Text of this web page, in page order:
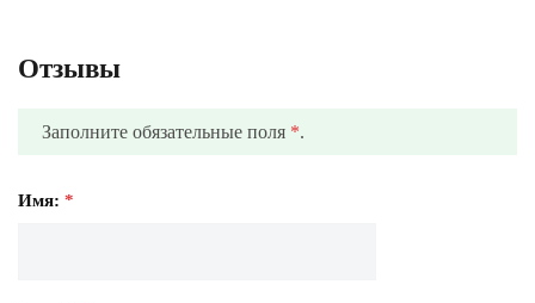
Отзывы
Заполните обязательные поля *.
Имя: *